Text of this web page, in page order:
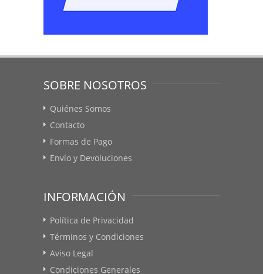
SOBRE NOSOTROS
Quiénes Somos
Contacto
Formas de Pago
Envío y Devoluciones
INFORMACIÓN
Política de Privacidad
Términos y Condiciones
Aviso Legal
Condiciones Generales